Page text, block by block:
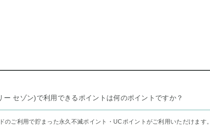
ー セゾン)で利用できるポイントは何のポイントですか？
のご利用で貯まった永久不滅ポイント・UCポイントがご利用いただけます。